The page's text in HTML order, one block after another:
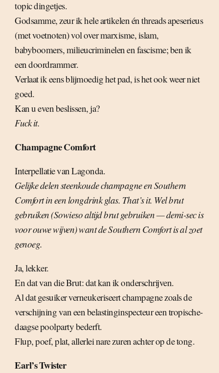
topic dingetjes.
Godsamme, zeur ik hele artikelen én threads apeserieus
(met voetnoten) vol over marxisme, islam,
babyboomers, milieucriminelen en fascisme; ben ik
een doordrammer.
Verlaat ik eens blijmoedig het pad, is het ook weer niet
goed.
Kan u even beslissen, ja?
Fuck it.
Champagne Comfort
Interpellatie van Lagonda.
Gelijke delen steenkoude champagne en Southern
Comfort in een longdrink glas. That’s it. Wel brut
gebruiken (Sowieso altijd brut gebruiken — demi-sec is
voor ouwe wijven) want de Southern Comfort is al zoet
genoeg.
Ja, lekker.
En dat van die Brut: dat kan ik onderschrijven.
Al dat gesuiker verneukeriseert champagne zoals de
verschijning van een belastinginspecteur een tropische-
daagse poolparty bederft.
Flup, poef, plat, allerlei nare zuren achter op de tong.
Earl’s Twister